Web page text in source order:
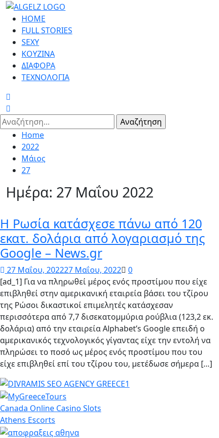
Skip
content
Primary
Menu
HOME
FULL STORIES
SEXY
ΚΟΥΖΙΝΑ
ΔΙΑΦΟΡΑ
ΤΕΧΝΟΛΟΓΙΑ
Αναζήτηση
για:
Home
2022
Μάιος
27
Ημέρα: 27 Μαΐου 2022
Η Ρωσία κατάσχεσε πάνω από 120
εκατ. δολάρια από λογαριασμό της
Google – News.gr
27 Μαΐου, 202227 Μαΐου, 2022
0
[ad_1] Για να πληρωθεί μέρος ενός προστίμου που είχε
επιβληθεί στην αμερικανική εταιρεία βάσει του τζίρου
της Ρώσοι δικαστικοί επιμελητές κατάσχεσαν
περισσότερα από 7,7 δισεκατομμύρια ρούβλια (123,2 εκ.
δολάρια) από την εταιρεία Alphabet’s Google επειδή ο
αμερικανικός τεχνολογικός γίγαντας είχε την εντολή να
πληρώσει το ποσό ως μέρος ενός προστίμου που του
είχε επιβληθεί επί του τζίρου του, μετέδωσε σήμερα […]
Canada Online Casino Slots
Athens Escorts